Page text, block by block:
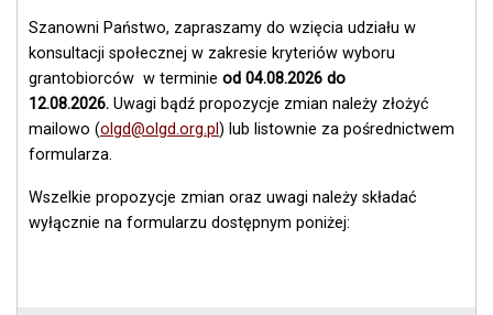
Szanowni Państwo, zapraszamy do wzięcia udziału w
konsultacji społecznej w zakresie kryteriów wyboru
grantobiorców w terminie od 04.08.2026 do
12.08.2026. Uwagi bądź propozycje zmian należy złożyć
mailowo (olgd@olgd.org.pl ) lub listownie za pośrednictwem
formularza.
Wszelkie propozycje zmian oraz uwagi należy składać
wyłącznie na formularzu dostępnym poniżej: